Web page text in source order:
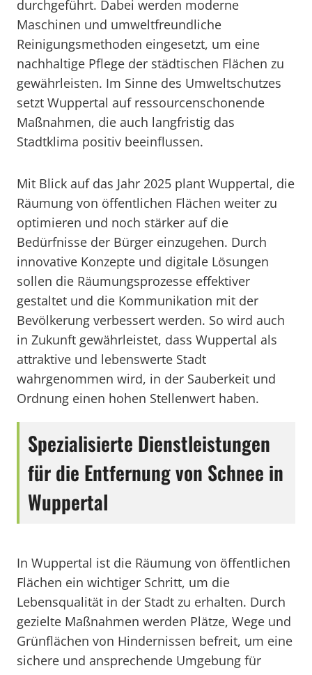
durchgeführt. Dabei werden moderne
Maschinen und umweltfreundliche
Reinigungsmethoden eingesetzt, um eine
nachhaltige Pflege der städtischen Flächen zu
gewährleisten. Im Sinne des Umweltschutzes
setzt Wuppertal auf ressourcenschonende
Maßnahmen, die auch langfristig das
Stadtklima positiv beeinflussen.
Mit Blick auf das Jahr 2025 plant Wuppertal, die
Räumung von öffentlichen Flächen weiter zu
optimieren und noch stärker auf die
Bedürfnisse der Bürger einzugehen. Durch
innovative Konzepte und digitale Lösungen
sollen die Räumungsprozesse effektiver
gestaltet und die Kommunikation mit der
Bevölkerung verbessert werden. So wird auch
in Zukunft gewährleistet, dass Wuppertal als
attraktive und lebenswerte Stadt
wahrgenommen wird, in der Sauberkeit und
Ordnung einen hohen Stellenwert haben.
Spezialisierte Dienstleistungen
für die Entfernung von Schnee in
Wuppertal
In Wuppertal ist die Räumung von öffentlichen
Flächen ein wichtiger Schritt, um die
Lebensqualität in der Stadt zu erhalten. Durch
gezielte Maßnahmen werden Plätze, Wege und
Grünflächen von Hindernissen befreit, um eine
sichere und ansprechende Umgebung für